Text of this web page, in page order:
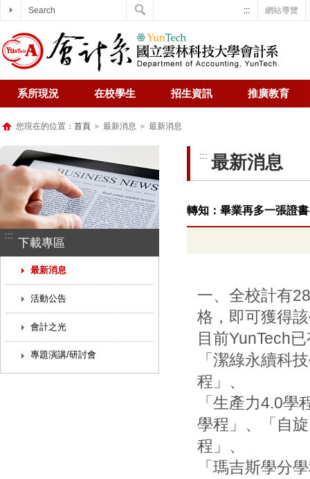
網站導覽
:::
系所現況 在校學生 招生資訊 推廣教育
您現在的位置： 首頁 ＞ 最新消息 ＞ 最新消息
:::
下載專區
最新消息
活動公告
會計之光
專題演講/研討會
::: 最新消息
轉知：畢業再多一張證
一、全校計有
格，即可獲得
目前YunTech
「潔綠永續科
程」、
「生產力4.0
學程」、「自
程」、
「瑪吉斯學分
Search